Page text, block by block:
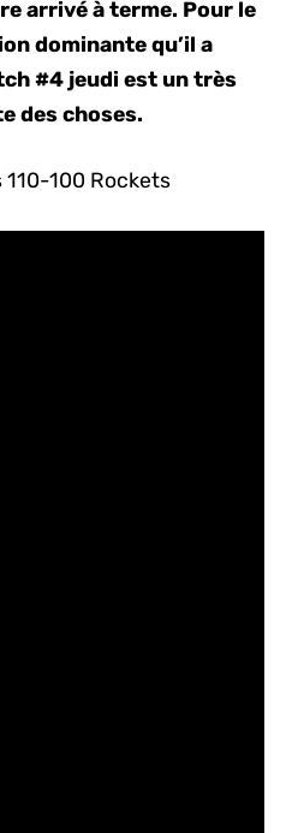
arrivé à terme. Pour le
dominante qu’il a
#4 jeudi est un très
des choses.
110-100 Rockets